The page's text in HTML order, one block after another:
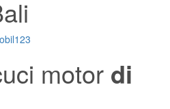
motor di